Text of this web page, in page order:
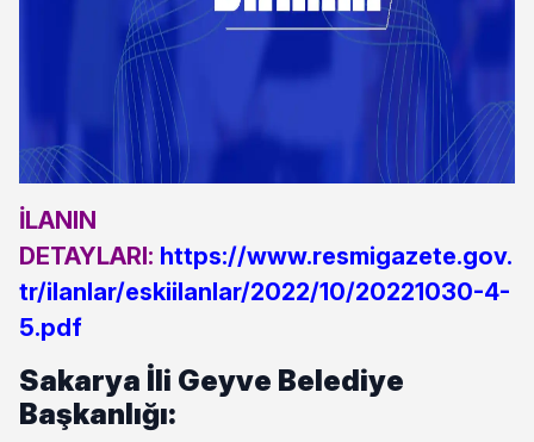
İLANIN
DETAYLARI: https://www.resmigazete.gov.
tr/ilanlar/eskiilanlar/2022/10/20221030-4-
5.pdf
Sakarya İli Geyve Belediye
Başkanlığı: